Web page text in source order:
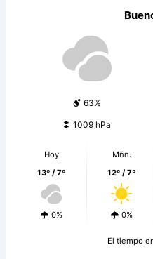
63%
1009 hPa
Hoy
13º / 7º
0%
Mñn.
12º / 7º
0%
El tiempo